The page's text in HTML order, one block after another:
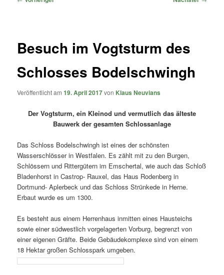
Besuch im Vogtsturm des
Schlosses Bodelschwingh
Veröffentlicht am19. April 2017von Klaus Neuvians
Der Vogtsturm, ein Kleinod und vermutlich das älteste
Bauwerk der gesamten Schlossanlage
Das Schloss Bodelschwingh ist eines der schönsten
Wasserschlösser in Westfalen. Es zählt mit zu den Burgen,
Schlössern und Rittergütern im Emschertal, wie auch das Schloß
Bladenhorst in Castrop- Rauxel, das Haus Rodenberg in
Dortmund- Aplerbeck und das Schloss Strünkede in Herne.
Erbaut wurde es um 1300.
Es besteht aus einem Herrenhaus inmitten eines Hausteichs
sowie einer südwestlich vorgelagerten Vorburg, begrenzt von
einer eigenen Gräfte. Beide Gebäudekomplexe sind von einem
18 Hektar großen Schlosspark umgeben.